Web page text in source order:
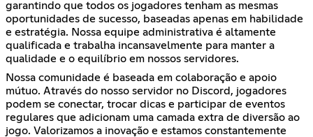
garantindo que todos os jogadores tenham as mesmas
oportunidades de sucesso, baseadas apenas em habilidade
e estratégia. Nossa equipe administrativa é altamente
qualificada e trabalha incansavelmente para manter a
qualidade e o equilíbrio em nossos servidores.
Nossa comunidade é baseada em colaboração e apoio
mútuo. Através do nosso servidor no Discord, jogadores
podem se conectar, trocar dicas e participar de eventos
regulares que adicionam uma camada extra de diversão ao
jogo. Valorizamos a inovação e estamos constantemente